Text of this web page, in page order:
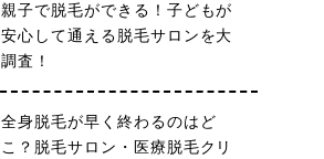
親子で脱毛ができる！子どもが
安心して通える脱毛サロンを大
調査！
全身脱毛が早く終わるのはど
こ？脱毛サロン・医療脱毛クリ